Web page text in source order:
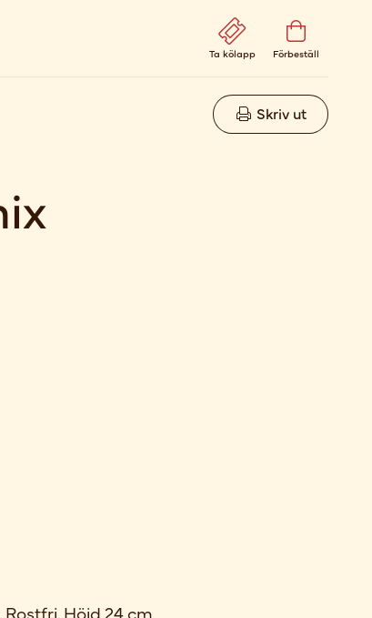
Ta kölapp Förbeställ
Skriv ut
Höjd 24 cm